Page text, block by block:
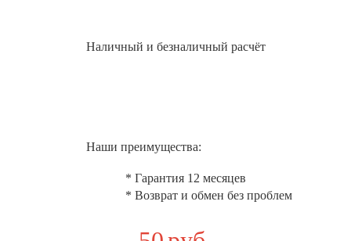
Наличный и безналичный расчёт
Наши преимущества:
* Гарантия 12 месяцев
* Возврат и обмен без проблем